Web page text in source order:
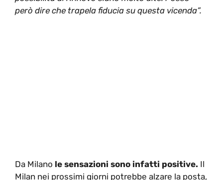
però dire che trapela fiducia su questa vicenda”.
Da Milano le sensazioni sono infatti positive. Il
Milan nei prossimi giorni potrebbe alzare la posta,